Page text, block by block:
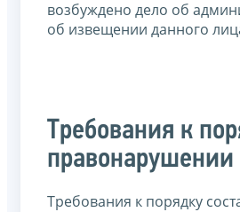
возбуждено дело об
об извещении данного
Требования к
правонарушении
Требования к порядку